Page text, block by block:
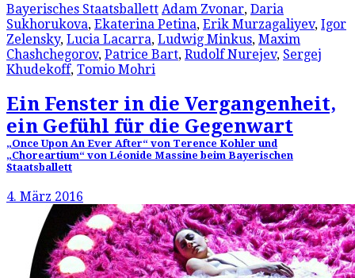
Bayerisches Staatsballett Adam Zvonar, Daria
Sukhorukova, Ekaterina Petina, Erik Murzagaliyev, Igor
Zelensky, Lucia Lacarra, Ludwig Minkus, Maxim
Chashchegorov, Patrice Bart, Rudolf Nurejev, Sergej
Khudekoff, Tomio Mohri
Ein Fenster in die Vergangenheit,
ein Gefühl für die Gegenwart
„Once Upon An Ever After“ von Terence Kohler und
„Choreartium“ von Léonide Massine beim Bayerischen
Staatsballett
4. März 2016